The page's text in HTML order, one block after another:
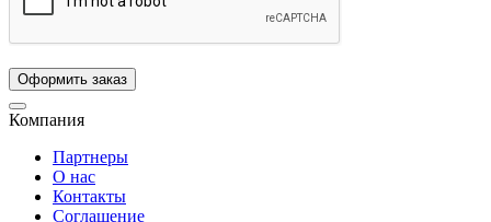
Компания
Партнеры
О нас
Контакты
Соглашение